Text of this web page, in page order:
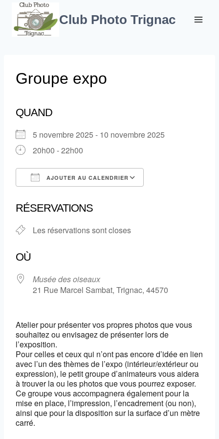
contenu
Club Photo Trignac
Groupe expo
QUAND
5 novembre 2025 - 10 novembre 2025
20h00 - 22h00
AJOUTER AU CALENDRIER
RÉSERVATIONS
Les réservations sont closes
OÙ
Musée des oiseaux
21 Rue Marcel Sambat, Trignac, 44570
Atelier pour présenter vos propres photos que vous
souhaitez ou envisagez de présenter lors de
l’exposition.
Pour celles et ceux qui n’ont pas encore d’idée en lien
avec l’un des thèmes de l’expo (intérieur/extérieur ou
expression), le petit groupe d’animateurs vous aidera
à trouver la ou les photos que vous pourrez exposer.
Ce groupe vous accompagnera également pour la
mise en place, l’impression, l’encadrement (ou non),
ainsi que pour la disposition sur la surface d’un mètre
carré.